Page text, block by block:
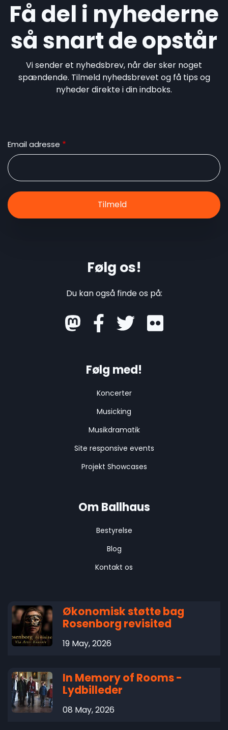
Få del i nyhederne
så snart de opstår
Vi sender et nyhedsbrev, når der sker noget
spændende. Tilmeld nyhedsbrevet og få tips og
nyheder direkte i din indboks.
Email adresse
Følg os!
Du kan også finde os på:
mastodon
Følg med!
Koncerter
Musicking
Musikdramatik
Site responsive events
Projekt Showcases
Om Ballhaus
Bestyrelse
Blog
Kontakt os
Økonomisk støtte bag
Rosenborg revisited
19 May, 2026
In Memory of Rooms -
Lydbilleder
08 May, 2026